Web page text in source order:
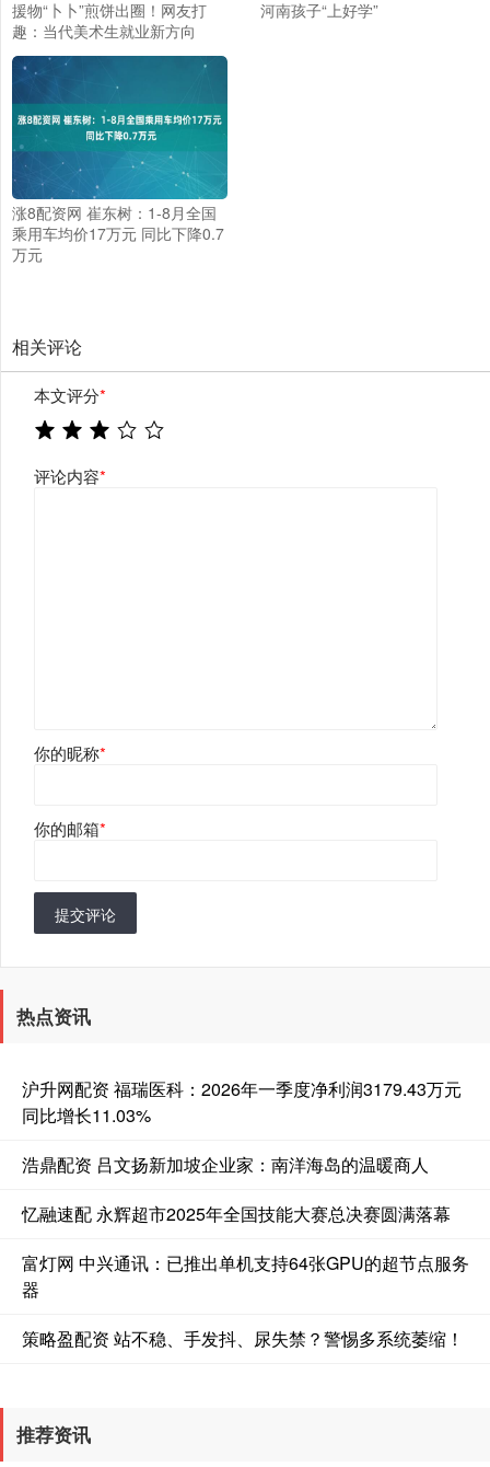
援物“卜卜”煎饼出圈！网友打
趣：当代美术生就业新方向
河南孩子“上好学”
涨8配资网 崔东树：1-8月全国
乘用车均价17万元 同比下降0.7
万元
相关评论
本文评分*
评论内容*
你的昵称*
你的邮箱*
提交评论
热点资讯
沪升网配资 福瑞医科：2026年一季度净利润3179.43万元
同比增长11.03%
浩鼎配资 吕文扬新加坡企业家：南洋海岛的温暖商人
忆融速配 永辉超市2025年全国技能大赛总决赛圆满落幕
富灯网 中兴通讯：已推出单机支持64张GPU的超节点服务
器
策略盈配资 站不稳、手发抖、尿失禁？警惕多系统萎缩！
推荐资讯